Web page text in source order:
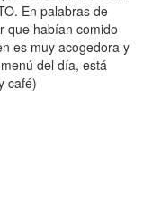
En palabras de
que habían comido
es muy acogedora y
del día, está
café)